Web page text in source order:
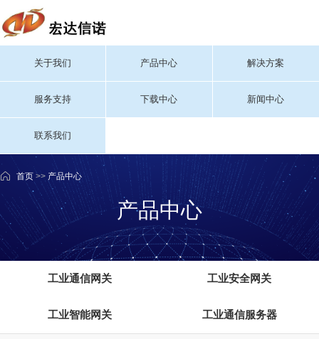
关于我们 产品中心 解决方案
服务支持 下载中心 新闻中心
联系我们
产品中心
首页 >> 产品中心
工业通信网关 工业安全网关
工业智能网关 工业通信服务器